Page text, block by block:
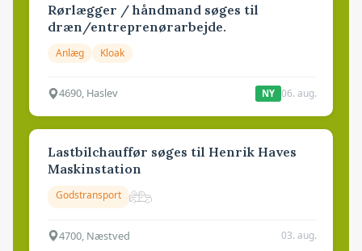
Rørlægger / håndmand søges til
dræn/entreprenørarbejde.
Anlæg Kloak
4690, Haslev NY 06. aug.
Lastbilchauffør søges til Henrik Haves
Maskinstation
Godstransport
4700, Næstved 03. aug.